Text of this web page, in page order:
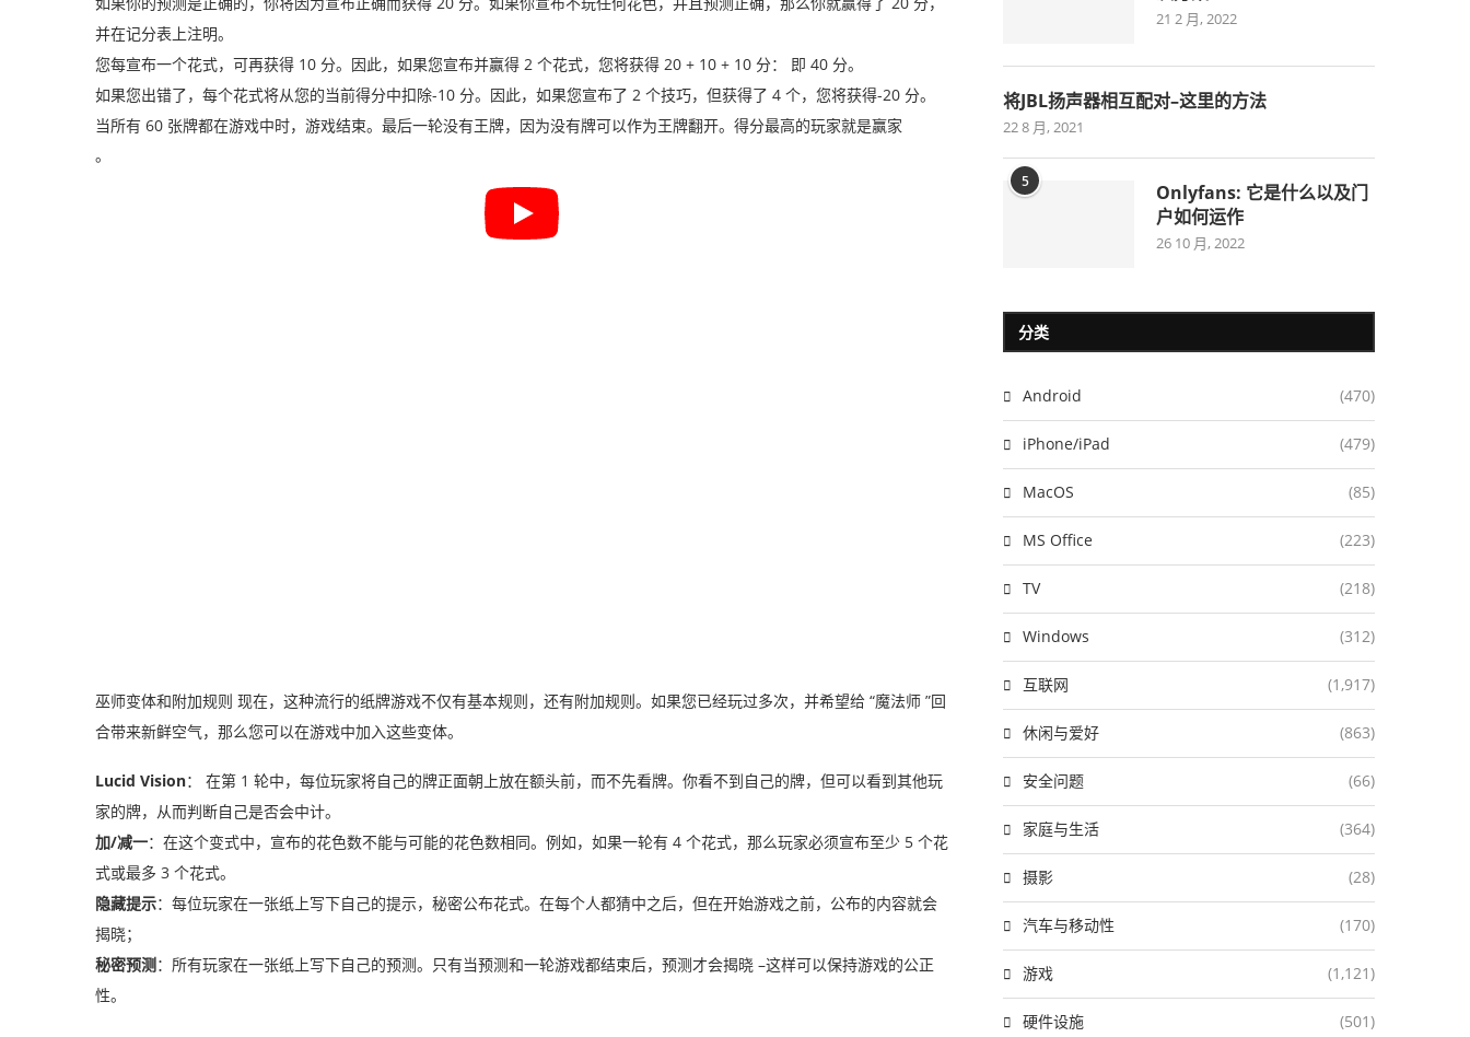
并在记分表上注明。
您每宣布一个花式，可再获得 10 分。因此，如果您宣布并赢得 2 个花式，您将获得 20 + 10 + 10 分： 即 40 分。
如果您出错了，每个花式将从您的当前得分中扣除-10 分。因此，如果您宣布了 2 个技巧，但获得了 4 个，您将获得-20 分。
当所有 60 张牌都在游戏中时，游戏结束。最后一轮没有王牌，因为没有牌可以作为王牌翻开。得分最高的玩家就是赢家
。
巫师变体和附加规则 现在，这种流行的纸牌游戏不仅有基本规则，还有附加规则。如果您已经玩过多次，并希望给 “魔法师 ”回
合带来新鲜空气，那么您可以在游戏中加入这些变体。
Lucid Vision： 在第 1 轮中，每位玩家将自己的牌正面朝上放在额头前，而不先看牌。你看不到自己的牌，但可以看到其他玩
家的牌，从而判断自己是否会中计。
加/减一：在这个变式中，宣布的花色数不能与可能的花色数相同。例如，如果一轮有 4 个花式，那么玩家必须宣布至少 5 个花
式或最多 3 个花式。
隐藏提示：每位玩家在一张纸上写下自己的提示，秘密公布花式。在每个人都猜中之后，但在开始游戏之前，公布的内容就会
揭晓；
秘密预测：所有玩家在一张纸上写下自己的预测。只有当预测和一轮游戏都结束后，预测才会揭晓 –这样可以保持游戏的公正
性。
21 2 月, 2022
将JBL扬声器相互配对–这里的方法
22 8 月, 2021
5
Onlyfans: 它是什么以及门
户如何运作
26 10 月, 2022
分类
Android (470)
iPhone/iPad (479)
MacOS (85)
MS Office (223)
TV (218)
Windows (312)
互联网 (1,917)
休闲与爱好 (863)
安全问题 (66)
家庭与生活 (364)
摄影 (28)
汽车与移动性 (170)
游戏 (1,121)
硬件设施 (501)